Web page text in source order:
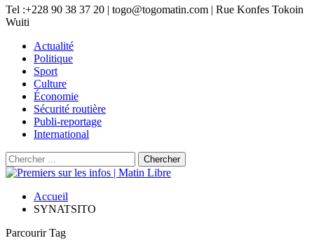
Tel :+228 90 38 37 20 | togo@togomatin.com | Rue Konfes Tokoin
Wuiti
Actualité
Politique
Sport
Culture
Économie
Sécurité routière
Publi-reportage
International
Accueil
SYNATSITO
Parcourir Tag